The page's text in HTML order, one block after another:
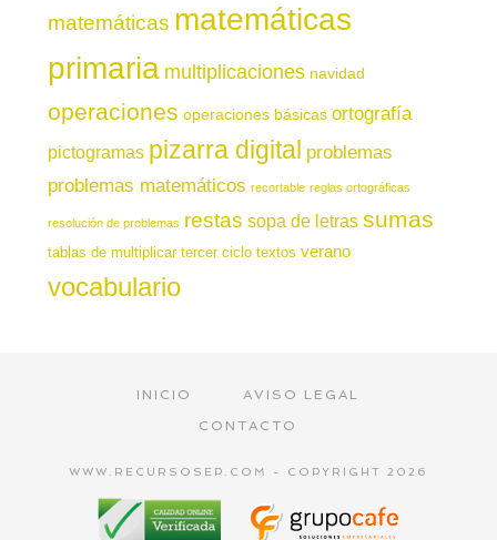
matemáticas matemáticas
primaria multiplicaciones navidad
operaciones operaciones básicas ortografía
pictogramas pizarra digital problemas
problemas matemáticos recortable reglas ortográficas
resolución de problemas restas sopa de letras sumas
tablas de multiplicar tercer ciclo textos verano
vocabulario
INICIO
AVISO LEGAL
CONTACTO
WWW.RECURSOSEP.COM - COPYRIGHT 2026